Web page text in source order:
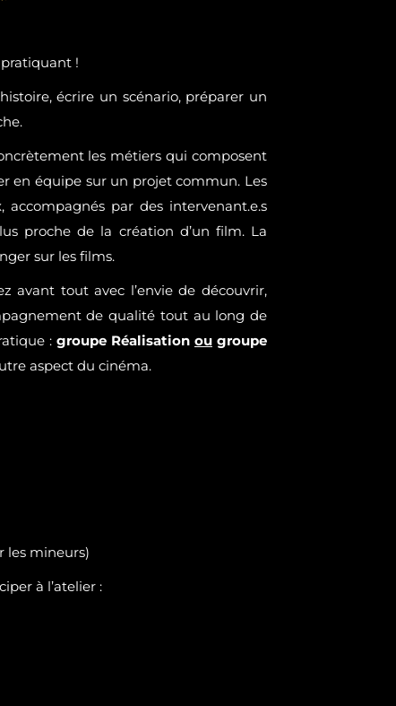
!
écrire un scénario, préparer un
les métiers qui composent
en équipe sur un projet commun. Les
par des intervenant.e.s
proche de la création d’un film. La
sur les films.
avant tout avec l’envie de découvrir,
de qualité tout au long de
: groupe Réalisation ougroupe
aspect du cinéma.
les mineurs)
à l’atelier :